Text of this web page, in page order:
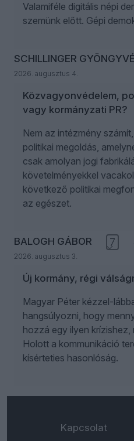
Valamiféle digitális népi
szemünk előtt. Gépi
SCHILLINGER
2026. augusztus 4.
Közvagyonvédelem,
vagy kormányzati PR?
Nem az intézmény
politikai megoldás,
csak amolyan jogi
követelményekkel
következő politikai
az egészet.
BALOGH GÁBOR
2026. augusztus 3.
7
Új kormány, régi
Magyar Péter kézzel-
hangsúlyozni, hogy
hozzá egy ilyen
Holott a kommunikáció
kísérteties hasonlóság.
Kapcsolat